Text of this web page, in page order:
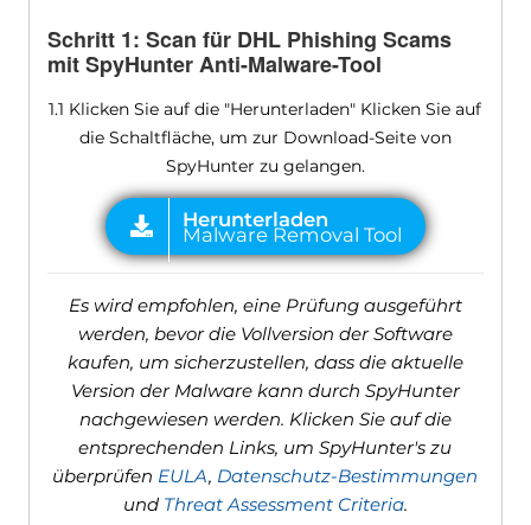
Schritt 1: Scan für DHL Phishing Scams
mit SpyHunter Anti-Malware-Tool
1.1 Klicken Sie auf die "Herunterladen" Klicken Sie auf
die Schaltfläche, um zur Download-Seite von
SpyHunter zu gelangen.
Es wird empfohlen, eine Prüfung ausgeführt
werden, bevor die Vollversion der Software
kaufen, um sicherzustellen, dass die aktuelle
Version der Malware kann durch SpyHunter
nachgewiesen werden. Klicken Sie auf die
entsprechenden Links, um SpyHunter's zu
überprüfen EULA, Datenschutz-Bestimmungen
und Threat Assessment Criteria.